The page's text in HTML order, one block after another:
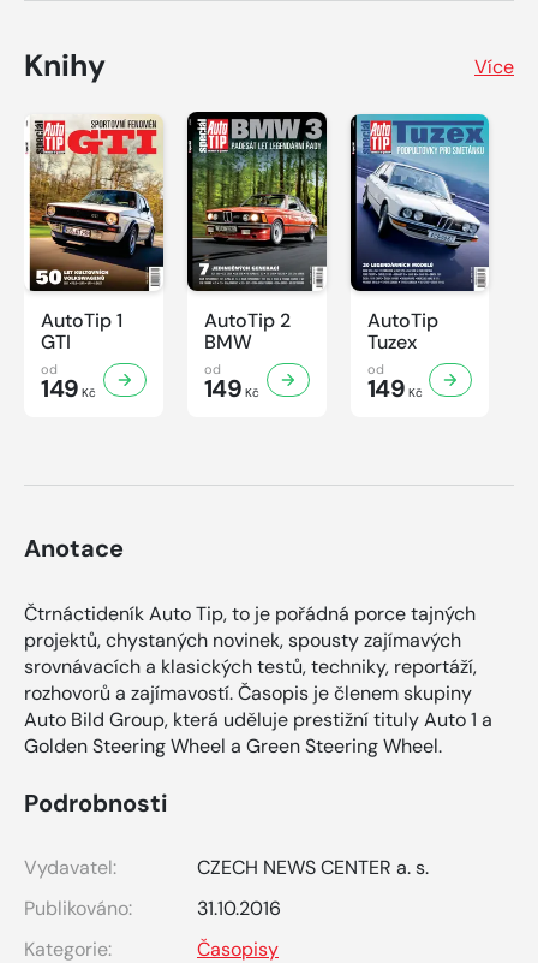
Knihy Více
AutoTip 1
GTI
od
149 Kč
AutoTip 2
BMW
od
149 Kč
AutoTip
Tuzex
od
149 Kč
Anotace
Čtrnáctideník Auto Tip, to je pořádná porce tajných
projektů, chystaných novinek, spousty zajímavých
srovnávacích a klasických testů, techniky, reportáží,
rozhovorů a zajímavostí. Časopis je členem skupiny
Auto Bild Group, která uděluje prestižní tituly Auto 1 a
Golden Steering Wheel a Green Steering Wheel.
Podrobnosti
Vydavatel:
CZECH NEWS CENTER a. s.
Publikováno:
31.10.2016
Kategorie:
Časopisy